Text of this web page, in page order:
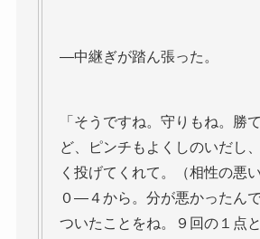
―中継ぎが踏ん張った。
「そうですね。守りもね。勝
ど、ピンチもよくしのいだし
く投げてくれて。（相性の悪
０―４から。分が悪かったん
ついたことをね。９回の１点